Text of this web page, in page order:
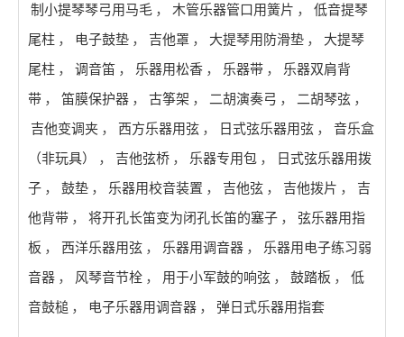
制小提琴琴弓用马毛 ， 木管乐器管口用簧片 ，
低音提琴
尾柱 ， 电子鼓垫 ， 吉他罩 ， 大提琴用防滑垫 ，
大提琴
尾柱 ， 调音笛 ， 乐器用松香 ， 乐器带 ，
乐器双肩背
带 ， 笛膜保护器 ， 古筝架 ， 二胡演奏弓 ， 二胡琴弦 ，
吉他变调夹 ， 西方乐器用弦 ， 日式弦乐器用弦 ，
音乐盒
（非玩具）
， 吉他弦桥 ， 乐器专用包 ，
日式弦乐器用拨
子 ， 鼓垫 ， 乐器用校音装置 ， 吉他弦 ， 吉他拨片 ，
吉
他背带 ， 将开孔长笛变为闭孔长笛的塞子 ，
弦乐器用指
板 ， 西洋乐器用弦 ， 乐器用调音器 ，
乐器用电子练习弱
音器 ， 风琴音节栓 ， 用于小军鼓的响弦 ， 鼓踏板 ，
低
音鼓槌 ， 电子乐器用调音器 ， 弹日式乐器用指套